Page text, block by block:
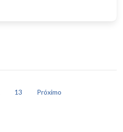
13 Próximo